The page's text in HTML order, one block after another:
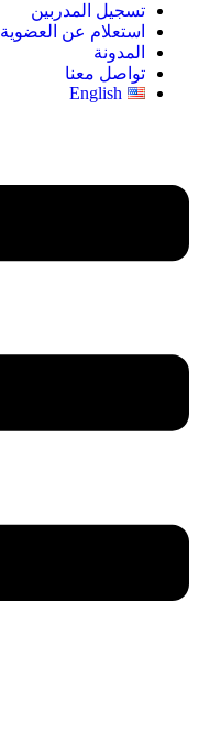
تسجيل المدربين
استعلام عن العضوية
المدونة
تواصل معنا
English